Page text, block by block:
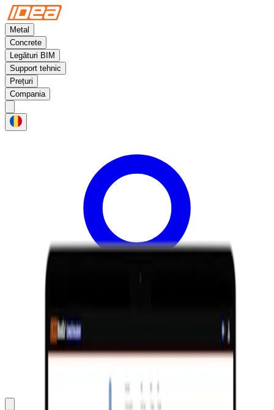
Metal
Concrete
Legături BIM
Support tehnic
Prețuri
Compania